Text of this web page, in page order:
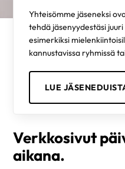
Yhteisömme jäseneksi
tehdä jäsenyydestäsi
esimerkiksi
kannustavissa ryhmissä
LUE
Verkkosivut
aikana.